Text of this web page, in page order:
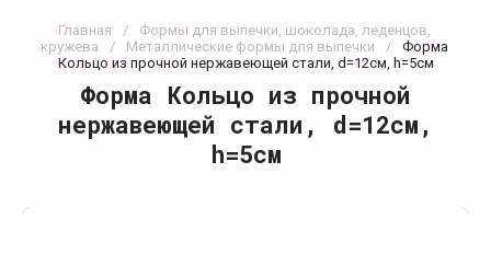
Главная /
Формы для выпечки, шоколада, леденцов,
кружева
/ Металлические формы для выпечки /
Форма
Кольцо из прочной нержавеющей стали, d=12см, h=5см
Форма Кольцо из прочной
нержавеющей стали, d=12см,
h=5см